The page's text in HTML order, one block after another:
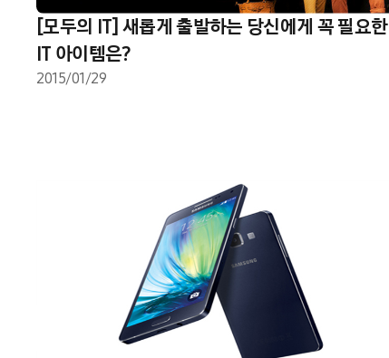
[모두의 IT] 새롭게 출발하는 당신에게 꼭 필요한
IT 아이템은?
2015/01/29